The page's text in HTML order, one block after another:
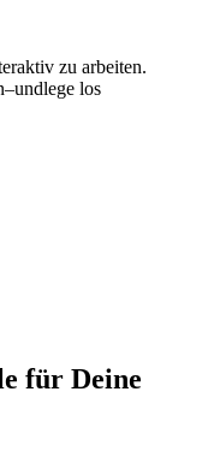
zu arbeiten.
los
für Deine